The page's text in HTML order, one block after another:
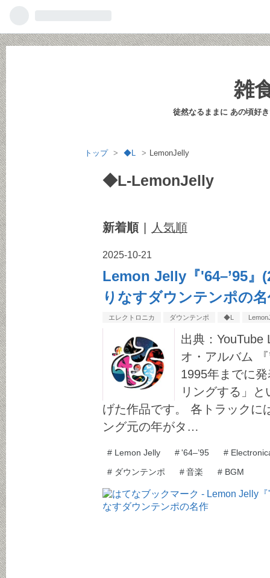
雑
徒然なるままに あの頃好
トップ > ◆L > LemonJelly
◆L-LemonJelly
新着順 人気順
2025-10-21
Lemon Jelly『'64–’95』
りなすダウンテンポの
エレクトロニカ ダウンテンポ ◆L
出典：YouTube
オ・アルバム
1995年までに
リングする」
げた作品です。 各トラックに
ング元の年がタ…
# Lemon Jelly # '64–’95 #
# ダウンテンポ # 音楽 # BGM